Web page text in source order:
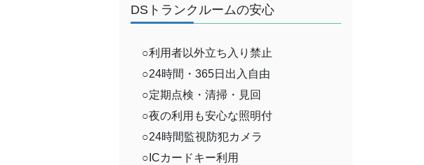
DSトランクルームの安心
○利用者以外立ち入り禁止
○24時間・365日出入自由
○定期点検・清掃・見回
○夜の利用も安心な照明付
○24時間監視防犯カメラ
○ICカードキー利用